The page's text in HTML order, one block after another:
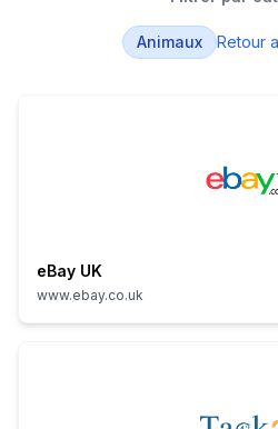
Animaux Retour
eBay UK
www.ebay.co.uk